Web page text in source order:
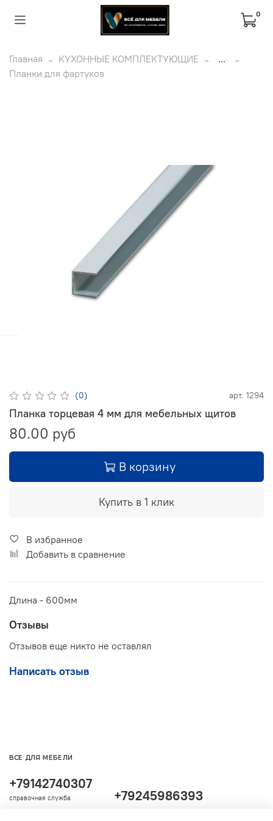
0
Главная КУХОННЫЕ КОМПЛЕКТУЮЩИЕ
...
Планки для фартуков
(0) арт. 1294
Планка торцевая 4 мм для мебельных щитов
80.00 руб
В корзину
Купить в 1 клик
В избранное
Добавить в сравнение
Длина - 600мм
Отзывы
Отзывов еще никто не оставлял
Написать отзыв
+79142740307
справочная служба +79245986393
ВСЕ ДЛЯ МЕБЕЛИ